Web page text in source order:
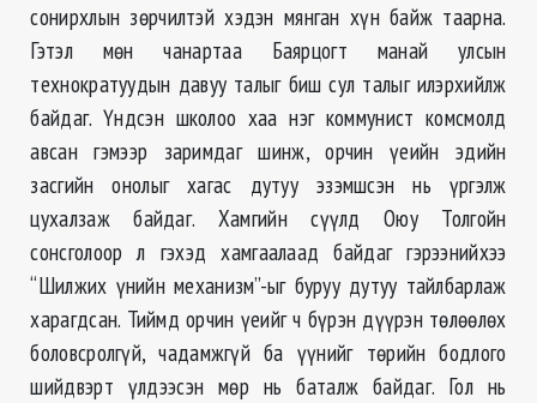
сонирхлын зөрчилтэй хэдэн мянган хүн байж таарна.
Гэтэл мөн чанартаа Баярцогт манай улсын
технократуудын давуу талыг биш сул талыг илэрхийлж
байдаг. Үндсэн школоо хаа нэг коммунист комсмолд
авсан гэмээр заримдаг шинж, орчин үеийн эдийн
засгийн онолыг хагас дутуу эзэмшсэн нь үргэлж
цухалзаж байдаг. Хамгийн сүүлд Оюу Толгойн
сонсголоор л гэхэд хамгаалаад байдаг гэрээнийхээ
“Шилжих үнийн механизм”-ыг буруу дутуу тайлбарлаж
харагдсан. Тиймд орчин үеийг ч бүрэн дүүрэн төлөөлөх
боловсролгүй, чадамжгүй ба үүнийг төрийн бодлого
шийдвэрт үлдээсэн мөр нь баталж байдаг. Гол нь